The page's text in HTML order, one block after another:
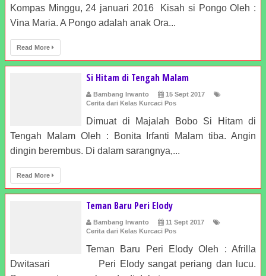
Kompas Minggu, 24 januari 2016 Kisah si Pongo Oleh :
Vina Maria. A Pongo adalah anak Ora...
Read More
Si Hitam di Tengah Malam
Bambang Irwanto
15 Sept 2017
Cerita dari Kelas Kurcaci Pos
Dimuat di Majalah Bobo Si Hitam di
Tengah Malam Oleh : Bonita Irfanti Malam tiba. Angin
dingin berembus. Di dalam sarangnya,...
Read More
Teman Baru Peri Elody
Bambang Irwanto
11 Sept 2017
Cerita dari Kelas Kurcaci Pos
Teman Baru Peri Elody Oleh : Afrilla
Dwitasari Peri Elody sangat periang dan lucu.